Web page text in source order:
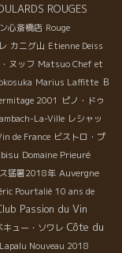
ROUGES
心斎橋店 Rouge
カニグ山 Etienne Deiss
ヌッフ Matsuo Chef et
Marius Laffitte Ｂ
2001 ピノ・ドゥ
La-Ville レシャッ
de France ビストロ・プ
Domaine Prieuré
猛暑2018年 Auvergne
Pourtalié 10 ans de
Passion du Vin
キュー・ソワレ Côte du
Lapalu Nouveau 2018